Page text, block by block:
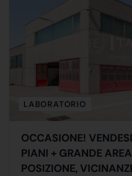
LABORATORIO
OCCASIONE!
PIANI + GRANDE
POSIZIONE,